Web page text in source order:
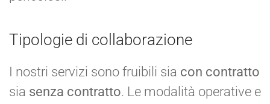
Tipologie di collaborazione
I nostri servizi sono fruibili sia con contratto
sia senza contratto. Le modalità operative e